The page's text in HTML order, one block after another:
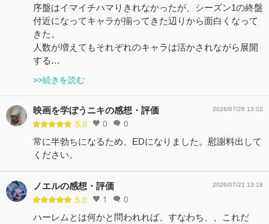
序盤はイマイチハマりきれなかったが、シーズン1の終盤
付近になってキャラが揃ってきた辺りから面白くなって
きた。
人数が増えてもそれぞれのキャラは活かされながら展開
する…
>>続きを読む
映画を学ぼうニキの感想・評価
5.0 0 0
2026/07/26 13:02
常に半勃ちになるため、EDになりました。慰謝料出して
ください。
ノエルの感想・評価
5.0 1 0
2026/07/21 13:18
ハーレムとは何かと問われれば、すなわち、、これだ